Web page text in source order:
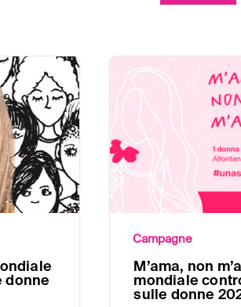
donne
Campagne
M’ama, non
mondiale
sulle donne